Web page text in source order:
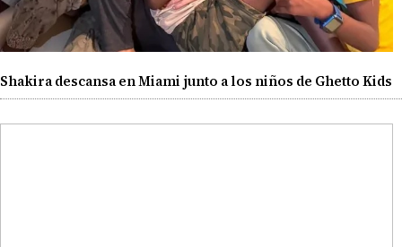
Shakira descansa en Miami junto a los niños de Ghetto Kids